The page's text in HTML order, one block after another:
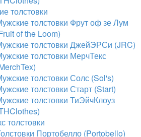
толстовки
толстовки Фрут оф зе Лум
of the Loom)
толстовки ДжейЭРСи (JRC)
толстовки МерчТекс
толстовки Солс (Sol's)
толстовки Старт (Start)
толстовки ТиЭйчКлоуз
толстовки
Портобелло (Portobello)